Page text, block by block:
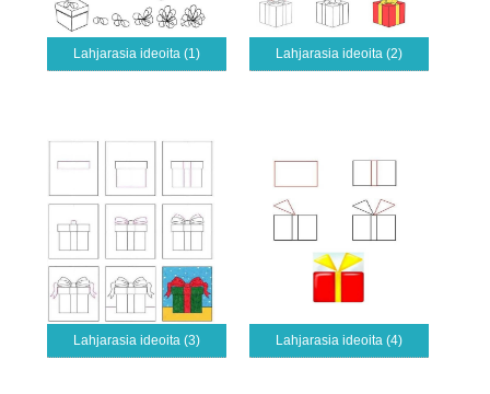
Lahjarasia ideoita (1) Lahjarasia ideoita (2)
Lahjarasia ideoita (3) Lahjarasia ideoita (4)